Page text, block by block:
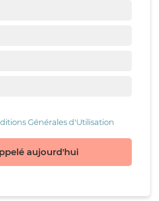
Générales d'Utilisation
aujourd'hui